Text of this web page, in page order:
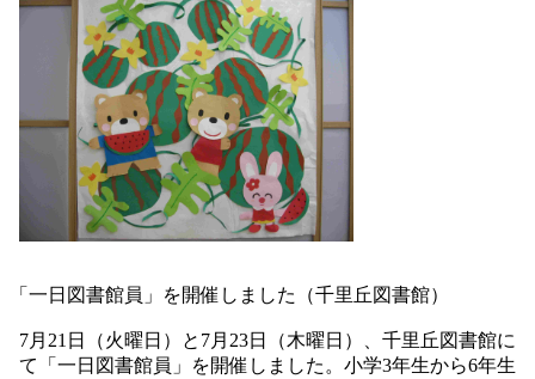
「一日図書館員」を開催しました（千里丘図書館）
7月21日（火曜日）と7月23日（木曜日）、千里丘図書館に
て「一日図書館員」を開催しました。小学3年生から6年生